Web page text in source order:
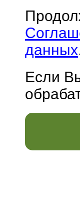
данных
Если